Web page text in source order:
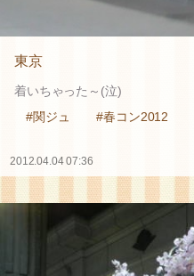
東京
着いちゃった～(泣)
#関ジュ
#春コン2012
2012.04.04 07:36